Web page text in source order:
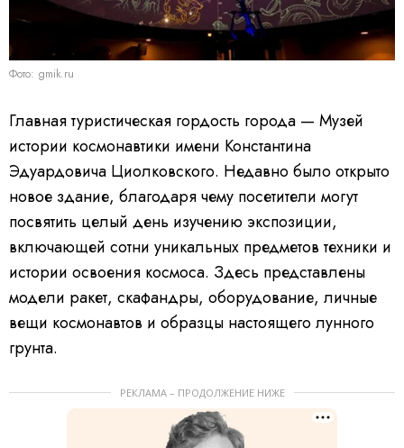
Фото: gmik.ru
Главная туристическая гордость города — Музей
истории космонавтики имени Константина
Эдуардовича Циолковского. Недавно было открыто
новое здание, благодаря чему посетители могут
посвятить целый день изучению экспозиции,
включающей сотни уникальных предметов техники и
истории освоения космоса. Здесь представлены
модели ракет, скафандры, оборудование, личные
вещи космонавтов и образцы настоящего лунного
грунта.
РЕКЛАМА – ПРОДОЛЖЕНИЕ НИЖЕ